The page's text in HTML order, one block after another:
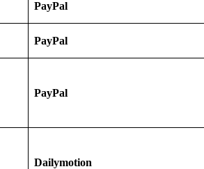
PayPal
PayPal
PayPal
Dailymotion